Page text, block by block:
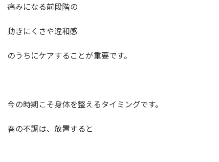
痛みになる前段階の
動きにくさや違和感
のうちにケアすることが重要です。
今の時期こそ身体を整えるタイミングです。
春の不調は、放置すると